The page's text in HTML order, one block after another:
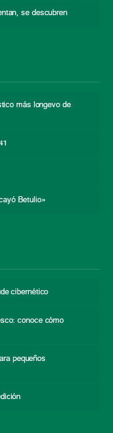
se descubren
más longevo de
Betulio»
cibernético
conoce cómo
pequeños